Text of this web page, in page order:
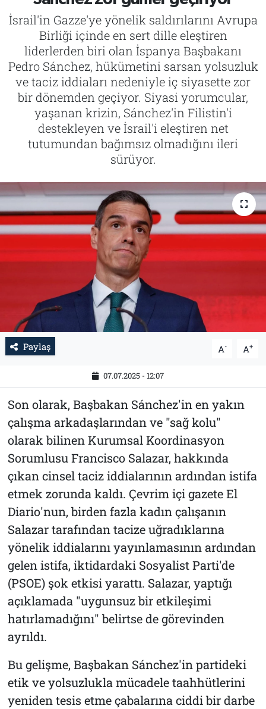
İsrail'in Gazze'ye yönelik saldırılarını Avrupa
Birliği içinde en sert dille eleştiren
liderlerden biri olan İspanya Başbakanı
Pedro Sánchez, hükümetini sarsan yolsuzluk
ve taciz iddiaları nedeniyle iç siyasette zor
bir dönemden geçiyor. Siyasi yorumcular,
yaşanan krizin, Sánchez'in Filistin'i
destekleyen ve İsrail'i eleştiren net
tutumundan bağımsız olmadığını ileri
sürüyor.
Paylaş A- A+
07.07.2025 - 12:07
Son olarak, Başbakan Sánchez'in en yakın
çalışma arkadaşlarından ve "sağ kolu"
olarak bilinen Kurumsal Koordinasyon
Sorumlusu Francisco Salazar, hakkında
çıkan cinsel taciz iddialarının ardından istifa
etmek zorunda kaldı. Çevrim içi gazete El
Diario'nun, birden fazla kadın çalışanın
Salazar tarafından tacize uğradıklarına
yönelik iddialarını yayınlamasının ardından
gelen istifa, iktidardaki Sosyalist Parti'de
(PSOE) şok etkisi yarattı. Salazar, yaptığı
açıklamada "uygunsuz bir etkileşimi
hatırlamadığını" belirtse de görevinden
ayrıldı.
Bu gelişme, Başbakan Sánchez'in partideki
etik ve yolsuzlukla mücadele taahhütlerini
yeniden tesis etme çabalarına ciddi bir darbe
Tarih
İletişim
Künye